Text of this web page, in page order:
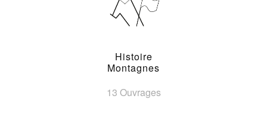
Histoire
Montagnes
13 Ouvrages